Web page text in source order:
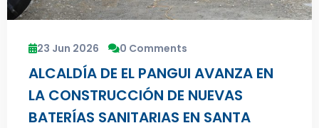
23 Jun 2026 0 Comments
ALCALDÍA DE EL PANGUI AVANZA EN
LA CONSTRUCCIÓN DE NUEVAS
BATERÍAS SANITARIAS EN SANTA